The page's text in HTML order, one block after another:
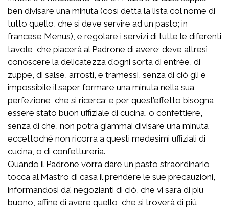
ben divisare una minuta (così detta la lista col nome di
tutto quello, che si deve servire ad un pasto; in
francese Menus), e regolare i servizi di tutte le diferenti
tavole, che piacerà al Padrone di avere; deve altresì
conoscere la delicatezza d’ogni sorta di entrée, di
zuppe, di salse, arrosti, e tramessi, senza di ciò gli è
impossibile il saper formare una minuta nella sua
perfezione, che si ricerca; e per quest’effetto bisogna
essere stato buon uffiziale di cucina, o confettiere,
senza di che, non potrà giammai divisare una minuta
eccettoché non ricorra a questi medesimi uffiziali di
cucina, o di confettureria.
Quando il Padrone vorrà dare un pasto straordinario,
tocca al Mastro di casa il prendere le sue precauzioni,
informandosi da’ negozianti di ciò, che vi sarà di più
buono, affine di avere quello, che si troverà di più